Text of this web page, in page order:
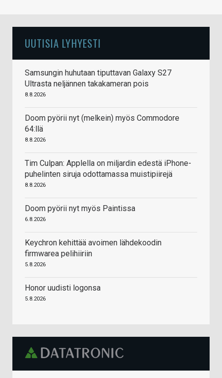
UUTISIA LYHYESTI
Samsungin huhutaan tiputtavan Galaxy S27
Ultrasta neljännen takakameran pois
8.8.2026
Doom pyörii nyt (melkein) myös Commodore
64:llä
8.8.2026
Tim Culpan: Applella on miljardin edestä iPhone-
puhelinten siruja odottamassa muistipiirejä
8.8.2026
Doom pyörii nyt myös Paintissa
6.8.2026
Keychron kehittää avoimen lähdekoodin
firmwarea pelihiiriin
5.8.2026
Honor uudisti logonsa
5.8.2026